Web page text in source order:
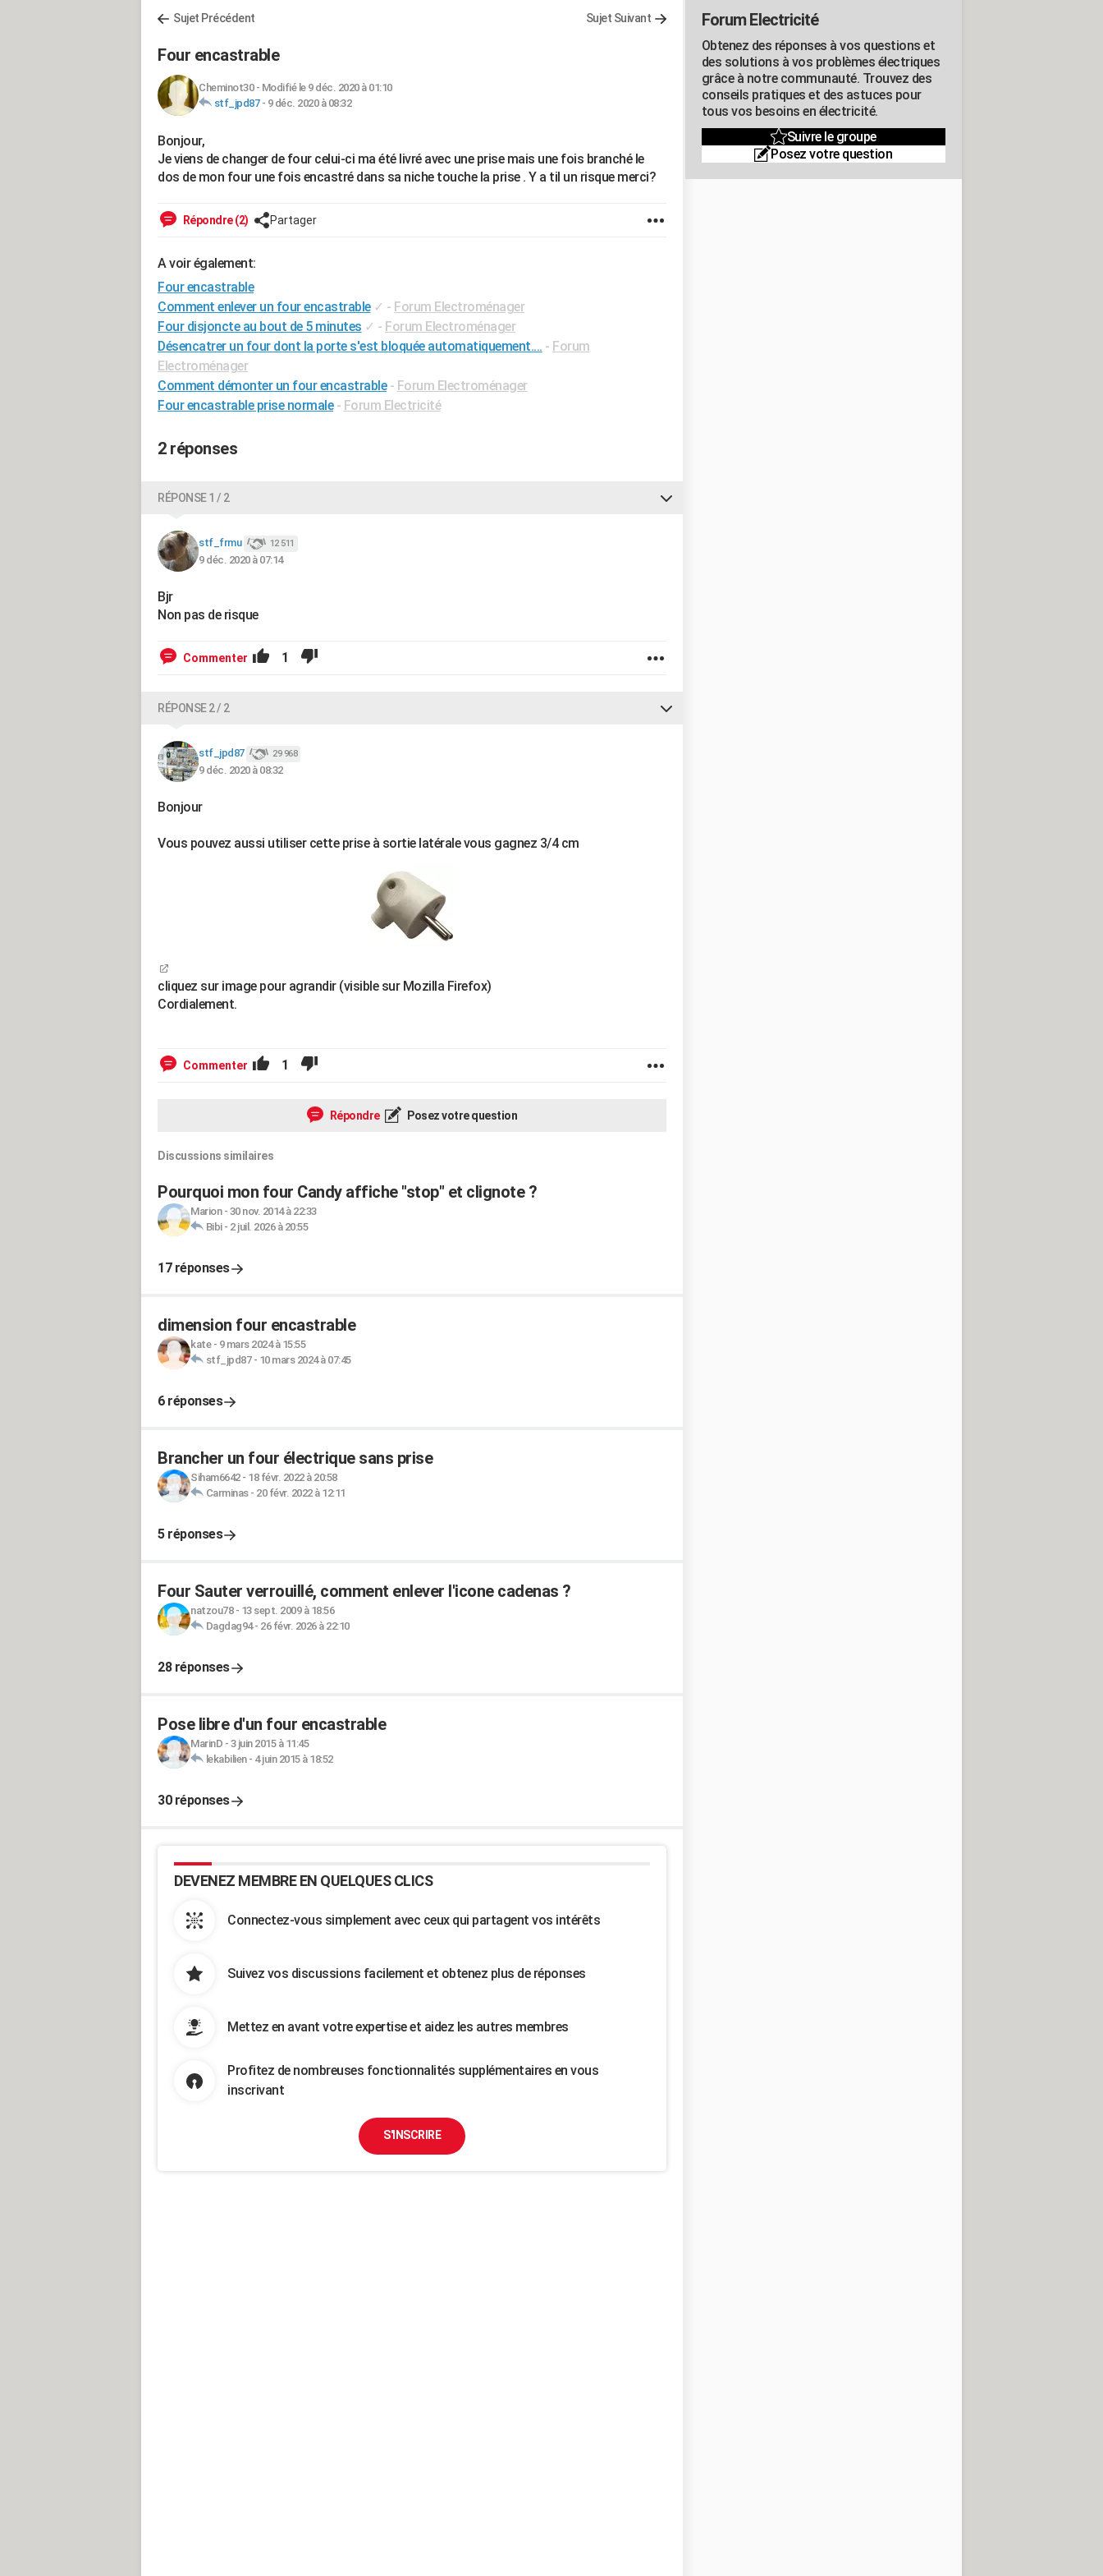
Sujet Précédent Sujet Suivant
Four encastrable
Cheminot30- Modifié le 9 déc. 2020 à 01:10
stf_jpd87- 9 déc. 2020 à 08:32
Bonjour,
Je viens de changer de four celui-ci ma été livré avec une prise mais une fois branché le
dos de mon four une fois encastré dans sa niche touche la prise . Y a til un risque merci?
Répondre (2) Partager
A voir également:
Four encastrable
Comment enlever un four encastrable ✓ - Forum Electroménager
Four disjoncte au bout de 5 minutes ✓ - Forum Electroménager
Désencatrer un four dont la porte s'est bloquée automatiquement.... - Forum
Electroménager
Comment démonter un four encastrable - Forum Electroménager
Four encastrable prise normale - Forum Electricité
2 réponses
RÉPONSE 1 / 2
stf_frmu 12 511
9 déc. 2020 à 07:14
Bjr
Non pas de risque
Commenter 1
RÉPONSE 2 / 2
stf_jpd87 29 968
9 déc. 2020 à 08:32
Bonjour
Vous pouvez aussi utiliser cette prise à sortie latérale vous gagnez 3/4 cm
cliquez sur image pour agrandir (visible sur Mozilla Firefox)
Cordialement.
Commenter 1
Répondre Posez votre question
Discussions similaires
Pourquoi mon four Candy affiche "stop" et clignote ?
Marion- 30 nov. 2014 à 22:33
Bibi- 2 juil. 2026 à 20:55
17 réponses
dimension four encastrable
kate- 9 mars 2024 à 15:55
stf_jpd87- 10 mars 2024 à 07:45
6 réponses
Brancher un four électrique sans prise
Siham6642- 18 févr. 2022 à 20:58
Carminas- 20 févr. 2022 à 12:11
5 réponses
Four Sauter verrouillé, comment enlever l'icone cadenas ?
natzou78- 13 sept. 2009 à 18:56
Dagdag94- 26 févr. 2026 à 22:10
28 réponses
Pose libre d'un four encastrable
MarinD - 3 juin 2015 à 11:45
lekabilien- 4 juin 2015 à 18:52
30 réponses
DEVENEZ MEMBRE EN QUELQUES CLICS
Connectez-vous simplement avec ceux qui partagent vos intérêts
Suivez vos discussions facilement et obtenez plus de réponses
Mettez en avant votre expertise et aidez les autres membres
Profitez de nombreuses fonctionnalités supplémentaires en vous
inscrivant
S'INSCRIRE
Forum Electricité
Obtenez des réponses à vos questions et
des solutions à vos problèmes électriques
grâce à notre communauté. Trouvez des
conseils pratiques et des astuces pour
tous vos besoins en électricité.
Suivre le groupe
Posez votre question